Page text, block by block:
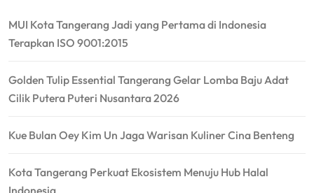
MUI Kota Tangerang Jadi yang Pertama di Indonesia
Terapkan ISO 9001:2015
Golden Tulip Essential Tangerang Gelar Lomba Baju Adat
Cilik Putera Puteri Nusantara 2026
Kue Bulan Oey Kim Un Jaga Warisan Kuliner Cina Benteng
Kota Tangerang Perkuat Ekosistem Menuju Hub Halal
Indonesia